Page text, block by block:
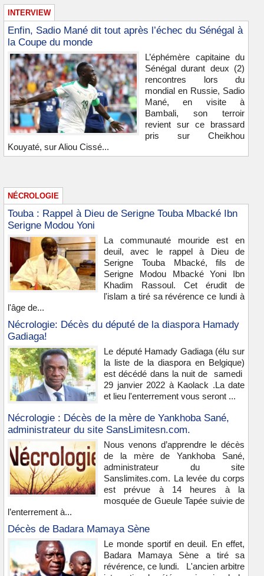
INTERVIEW
Enfin, Sadio Mané dit tout après l’échec du Sénégal à
la Coupe du monde
L’éphémère capitaine du
Sénégal durant deux (2)
rencontres lors du
mondial en Russie, Sadio
Mané, en visite à
Bambali, son terroir
revient sur ce brassard
pris sur Cheikhou
Kouyaté, sur Aliou Cissé...
NÉCROLOGIE
Touba : Rappel à Dieu de Serigne Touba Mbacké Ibn
Serigne Modou Yoni
La communauté mouride est en
deuil, avec le rappel à Dieu de
Serigne Touba Mbacké, fils de
Serigne Modou Mbacké Yoni Ibn
Khadim Rassoul. Cet érudit de
l'islam a tiré sa révérence ce lundi à
l'âge de...
Nécrologie: Décès du député de la diaspora Hamady
Gadiaga!
Le député Hamady Gadiaga (élu sur
la liste de la diaspora en Belgique)
est décédé dans la nuit de samedi
29 janvier 2022 à Kaolack .La date
et lieu l'enterrement vous seront ...
Nécrologie : Décès de la mère de Yankhoba Sané,
administrateur du site SansLimitesn.com.
Nous venons d’apprendre le décès
de la mère de Yankhoba Sané,
administrateur du site
Sanslimites.com. La levée du corps
est prévue à 14 heures à la
mosquée de Gueule Tapée suivie de
l’enterrement à...
Décès de Badara Mamaya Sène
Le monde sportif en deuil. En effet,
Badara Mamaya Sène a tiré sa
révérence, ce lundi. L'ancien arbitre